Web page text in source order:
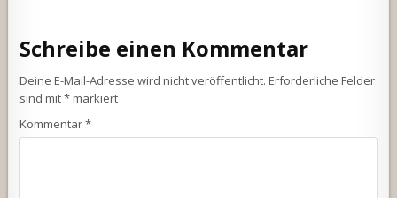
Schreibe einen Kommentar
Deine E-Mail-Adresse wird nicht veröffentlicht. Erforderliche Felder
sind mit*markiert
Kommentar*